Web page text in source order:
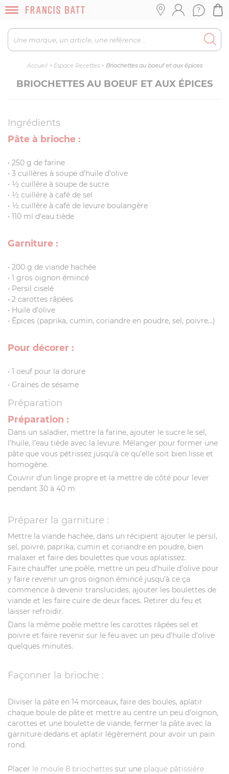
Accueil> Espace Recettes> Briochettes au boeuf et aux épices
BRIOCHETTES AU BOEUF ET AUX ÉPICES
Ingrédients
Pâte à brioche :
• 250 g de farine
• 3 cuillères à soupe d’huile d’olive
• ½ cuillère à soupe de sucre
• ½ cuillère à café de sel
• ½ cuillère à café de levure boulangère
• 110 ml d’eau tiède
Garniture :
• 200 g de viande hachée
• 1 gros oignon émincé
• Persil ciselé
• 2 carottes râpées
• Huile d’olive
• Épices (paprika, cumin, coriandre en poudre, sel, poivre…)
Pour décorer :
• 1 oeuf pour la dorure
• Graines de sésame
Préparation
Préparation :
Dans un saladier, mettre la farine, ajouter le sucre le sel,
l’huile, l’eau tiède avec la levure. Mélanger pour former une
pâte que vous pétrissez jusqu’à ce qu’elle soit bien lisse et
homogène.
Couvrir d’un linge propre et la mettre de côté pour lever
pendant 30 à 40 m
Préparer la garniture :
Mettre la viande hachée, dans un récipient ajouter le persil,
sel, poivre, paprika, cumin et coriandre en poudre, bien
malaxer et faire des boulettes que vous aplatissez.
Faire chauffer une poêle, mettre un peu d’huile d’olive pour
y faire revenir un gros oignon émincé jusqu’à ce ça
commence à devenir translucides, ajouter les boulettes de
viande et les faire cuire de deux faces. Retirer du feu et
laisser refroidir.
Dans la même poêle mettre les carottes râpées sel et
poivre et faire revenir sur le feu avec un peu d’huile d’olive
quelques minutes.
Façonner la brioche :
Diviser la pâte en 14 morceaux, faire des boules, aplatir
chaque boule de pâte et mettre au centre un peu d’oignon,
carottes et une boulette de viande, fermer la pâte avec la
garniture dedans et aplatir légèrement pour avoir un pain
rond.
Placer le moule 8 briochettes sur une plaque pâtissière